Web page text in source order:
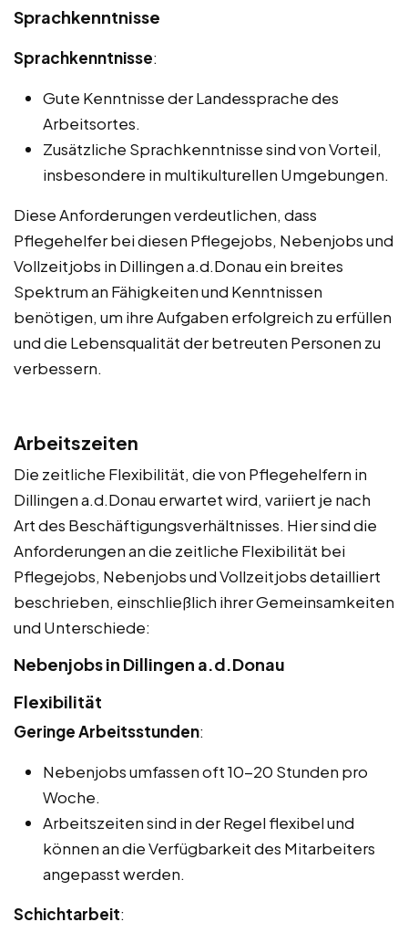
Sprachkenntnisse
Sprachkenntnisse:
Gute Kenntnisse der Landessprache des
Arbeitsortes.
Zusätzliche Sprachkenntnisse sind von Vorteil,
insbesondere in multikulturellen Umgebungen.
Diese Anforderungen verdeutlichen, dass
Pflegehelfer bei diesen Pflegejobs, Nebenjobs und
Vollzeitjobs in Dillingen a.d.Donau ein breites
Spektrum an Fähigkeiten und Kenntnissen
benötigen, um ihre Aufgaben erfolgreich zu erfüllen
und die Lebensqualität der betreuten Personen zu
verbessern.
Arbeitszeiten
Die zeitliche Flexibilität, die von Pflegehelfern in
Dillingen a.d.Donau erwartet wird, variiert je nach
Art des Beschäftigungsverhältnisses. Hier sind die
Anforderungen an die zeitliche Flexibilität bei
Pflegejobs, Nebenjobs und Vollzeitjobs detailliert
beschrieben, einschließlich ihrer Gemeinsamkeiten
und Unterschiede:
Nebenjobs in Dillingen a.d.Donau
Flexibilität
Geringe Arbeitsstunden:
Nebenjobs umfassen oft 10-20 Stunden pro
Woche.
Arbeitszeiten sind in der Regel flexibel und
können an die Verfügbarkeit des Mitarbeiters
angepasst werden.
Schichtarbeit: